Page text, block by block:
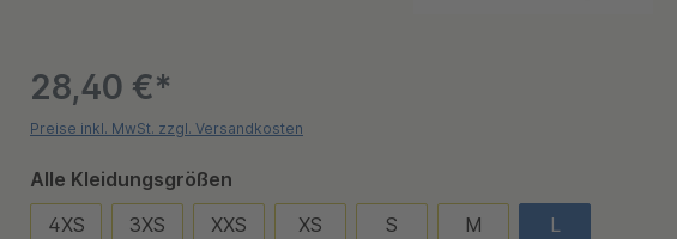
28,40 €*
Preise inkl. MwSt. zzgl. Versandkosten
Alle Kleidungsgrößen
4XS
3XS XXS XS S M L